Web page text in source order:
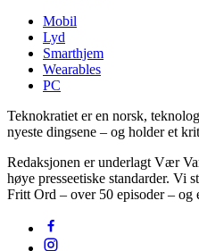
Mobil
Lyd
Smarthjem
Wearables
PC
Teknokratiet er en norsk,
nyeste dingsene – og holder et
Redaksjonen er underlagt Vær
høye presseetiske standarder. Vi
Fritt Ord – over 50 episoder – og